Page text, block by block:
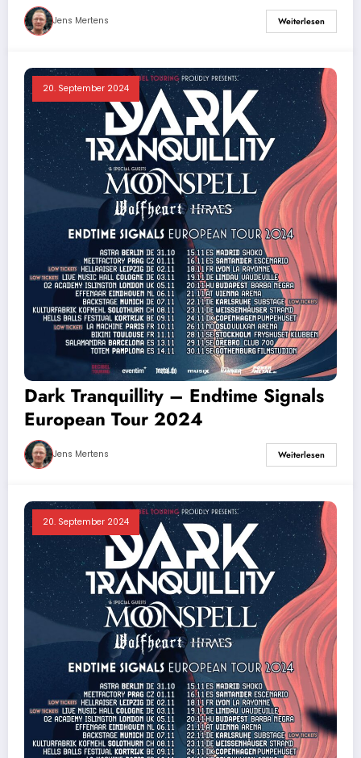
Jens Mertens Weiterlesen
20. September 2024
Dark Tranquillity – Endtime Signals
European Tour 2024
Jens Mertens Weiterlesen
20. September 2024